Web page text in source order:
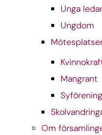
Unga
Ungdom
Mangrant
Syförening
Om